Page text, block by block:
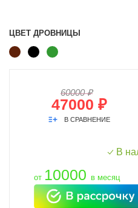
ЦВЕТ ДРОВНИЦЫ
60000 ₽
47000 ₽
В СРАВНЕНИЕ
В
от 10000 в месяц